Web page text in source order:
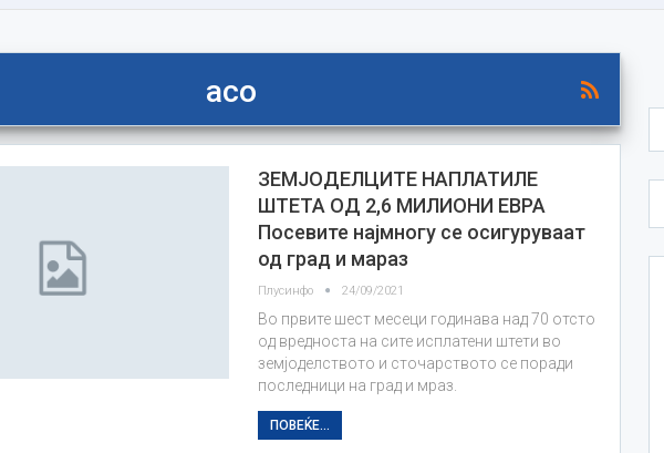
асо
ЗЕМЈОДЕЛЦИТЕ НАПЛАТИЛЕ
ШТЕТА ОД 2,6 МИЛИОНИ ЕВРА
Посевите најмногу се осигуруваат
од град и мараз
Плусинфо 24/09/2021
Во првите шест месеци годинава над 70 отсто
од вредноста на сите исплатени штети во
земјоделството и сточарството се поради
последници на град и мраз.
ПОВЕЌЕ...